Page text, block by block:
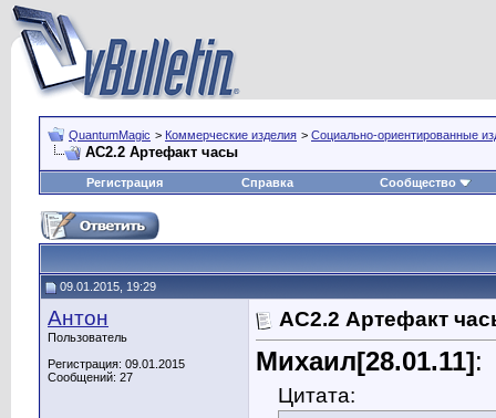
QuantumMagic > Коммерческие изделия > Социально-ориентированные
АС2.2 Артефакт часы
Регистрация Справка Сообщество
09.01.2015, 19:29
Антон
Пользователь
Регистрация: 09.01.2015
Сообщений: 27
АС2.2 Артефакт
Михаил[28.01.11] :
Цитата: